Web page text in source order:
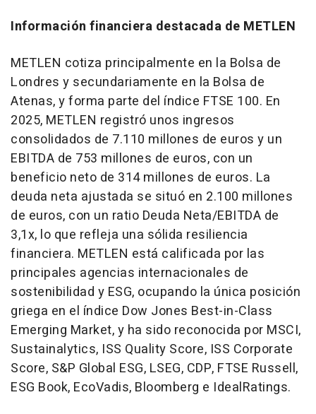
Información financiera destacada de METLEN
METLEN cotiza principalmente en la Bolsa de
Londres y secundariamente en la Bolsa de
Atenas, y forma parte del índice FTSE 100. En
2025, METLEN registró unos ingresos
consolidados de 7.110 millones de euros y un
EBITDA de 753 millones de euros, con un
beneficio neto de 314 millones de euros. La
deuda neta ajustada se situó en 2.100 millones
de euros, con un ratio Deuda Neta/EBITDA de
3,1x, lo que refleja una sólida resiliencia
financiera. METLEN está calificada por las
principales agencias internacionales de
sostenibilidad y ESG, ocupando la única posición
griega en el índice Dow Jones Best-in-Class
Emerging Market, y ha sido reconocida por MSCI,
Sustainalytics, ISS Quality Score, ISS Corporate
Score, S&P Global ESG, LSEG, CDP, FTSE Russell,
ESG Book, EcoVadis, Bloomberg e IdealRatings.